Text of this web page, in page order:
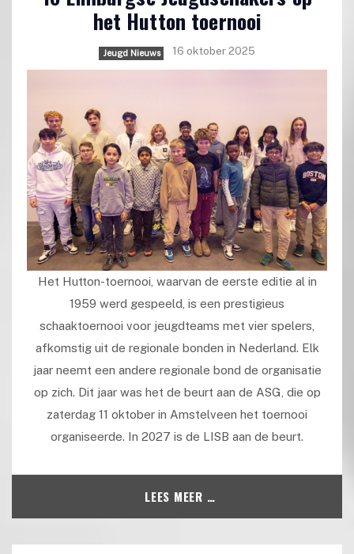
het Hutton toernooi
Jeugd Nieuws 16 oktober 2025
Het Hutton-toernooi, waarvan de eerste editie al in
1959 werd gespeeld, is een prestigieus
schaaktoernooi voor jeugdteams met vier spelers,
afkomstig uit de regionale bonden in Nederland. Elk
jaar neemt een andere regionale bond de organisatie
op zich. Dit jaar was het de beurt aan de ASG, die op
zaterdag 11 oktober in Amstelveen het toernooi
organiseerde. In 2027 is de LISB aan de beurt.
LEES MEER …